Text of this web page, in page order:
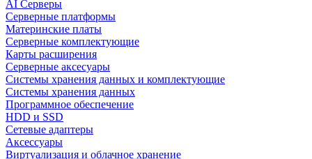
AI Серверы
Серверные платформы
Материнские платы
Серверные комплектующие
Карты расширения
Серверные аксесуары
Системы хранения данных и комплектующие
Системы хранения данных
Программное обеспечение
HDD и SSD
Сетевые адаптеры
Аксессуары
Виртуализация и облачное хранение